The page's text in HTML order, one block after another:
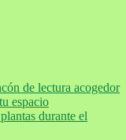
de lectura acogedor
espacio
durante el